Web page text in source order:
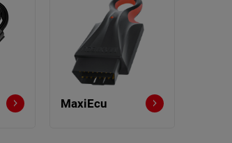
MaxiEcu